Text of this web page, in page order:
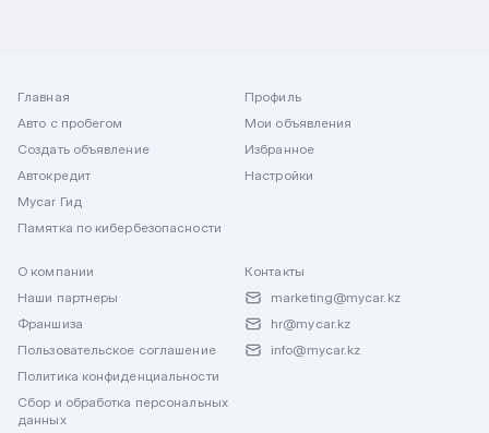
Главная
Авто с пробегом
Создать объявление
Автокредит
Mycar Гид
Памятка по кибербезопасности
Профиль
Мои объявления
Избранное
Настройки
О компании
Наши партнеры
Франшиза
Пользовательское соглашение
Политика конфиденциальности
Сбор и обработка персональных
данных
Контакты
marketing@mycar.kz
hr@mycar.kz
info@mycar.kz